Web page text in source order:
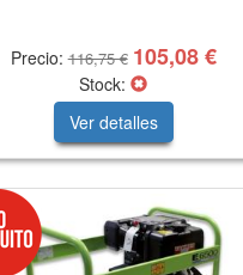
Precio:116,75 € 105,08 €
Stock:
Ver detalles